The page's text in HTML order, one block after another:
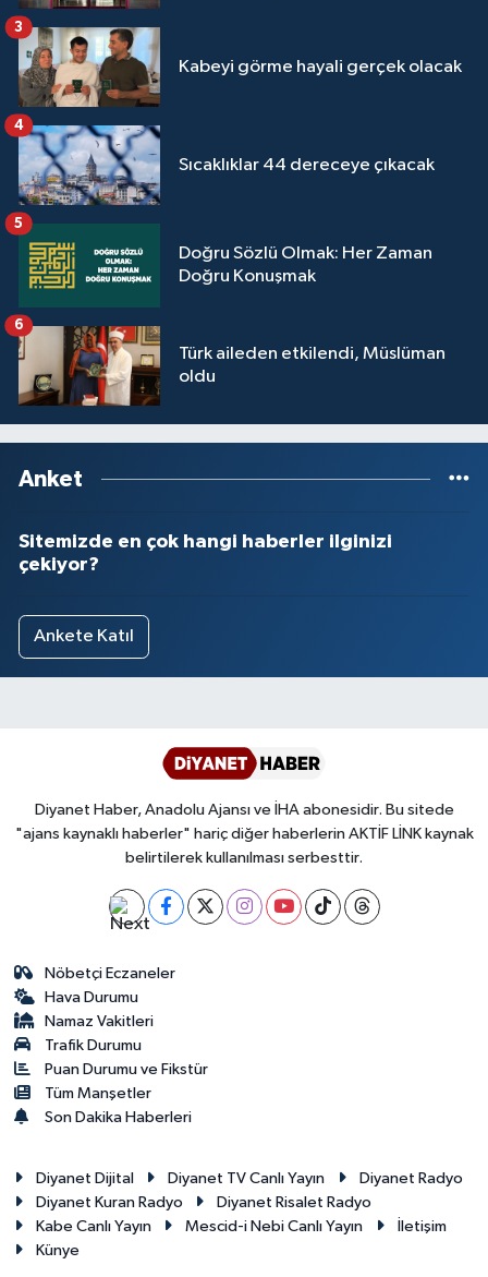
Kabeyi görme hayali gerçek olacak
3
Sıcaklıklar 44 dereceye çıkacak
4
Doğru Sözlü Olmak: Her Zaman
Doğru Konuşmak
5
Türk aileden etkilendi, Müslüman
oldu
6
Anket
Sitemizde en çok hangi haberler ilginizi
çekiyor?
Ankete Katıl
Diyanet Haber, Anadolu Ajansı ve İHA abonesidir. Bu sitede
"ajans kaynaklı haberler" hariç diğer haberlerin AKTİF LİNK kaynak
belirtilerek kullanılması serbesttir.
Nöbetçi Eczaneler
Hava Durumu
Namaz Vakitleri
Trafik Durumu
Puan Durumu ve Fikstür
Tüm Manşetler
Son Dakika Haberleri
Diyanet Dijital Diyanet TV Canlı Yayın
Diyanet Radyo
Diyanet Kuran Radyo
Diyanet Risalet Radyo
Kabe Canlı Yayın
Mescid-i Nebi Canlı Yayın
İletişim
Künye